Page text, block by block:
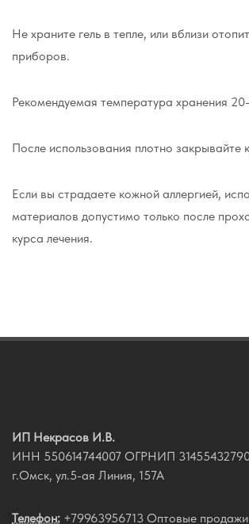
Не храните гель в тепле, или вблизи
приборов.
Рекомендуемая температура хранения
После использования плотно закрывайте
Если вы страдаете кожной аллергией,
материалов допустимо только после
курса лечения.
ИП Некрасов И.В.
ИНН 550614744007 ОГРНИП
г.Омск, ул.5-ая Линия, 157А
Телефон: +79963956713 Оптовые продажи